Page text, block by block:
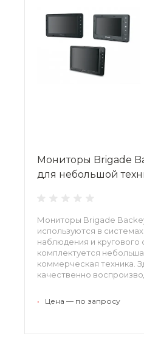
Мониторы Brigade
для небольшой
Мониторы Brigade
используются в
наблюдения и кругового
комплектуется
коммерческая техника.
качественно
переключаются,
• Цена — по запросу